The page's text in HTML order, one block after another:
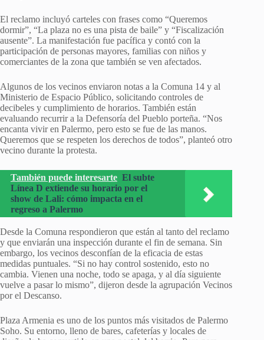
El reclamo incluyó carteles con frases como “Queremos
dormir”, “La plaza no es una pista de baile” y “Fiscalización
ausente”. La manifestación fue pacífica y contó con la
participación de personas mayores, familias con niños y
comerciantes de la zona que también se ven afectados.
Algunos de los vecinos enviaron notas a la Comuna 14 y al
Ministerio de Espacio Público, solicitando controles de
decibeles y cumplimiento de horarios. También están
evaluando recurrir a la Defensoría del Pueblo porteña. “Nos
encanta vivir en Palermo, pero esto se fue de las manos.
Queremos que se respeten los derechos de todos”, planteó otro
vecino durante la protesta.
También puede interesarte El subte
Línea D extiende su horario por el
show de Lali: cómo impacta en el
regreso a Palermo
Desde la Comuna respondieron que están al tanto del reclamo
y que enviarán una inspección durante el fin de semana. Sin
embargo, los vecinos desconfían de la eficacia de estas
medidas puntuales. “Si no hay control sostenido, esto no
cambia. Vienen una noche, todo se apaga, y al día siguiente
vuelve a pasar lo mismo”, dijeron desde la agrupación Vecinos
por el Descanso.
Plaza Armenia es uno de los puntos más visitados de Palermo
Soho. Su entorno, lleno de bares, cafeterías y locales de